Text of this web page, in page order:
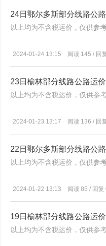
24日鄂尔多斯部分线路公
以上均为不含税运价，仅供参
2024-01-24 13:15 阅读 145 / 回
23日榆林部分线路公路运价
以上均为不含税运价，仅供参
2024-01-23 13:17 阅读 136 / 回
22日鄂尔多斯部分线路公
以上均为不含税运价，仅供参
2024-01-22 13:13 阅读 85 / 回复
19日榆林部分线路公路运价
以上均为不含税运价，仅供参